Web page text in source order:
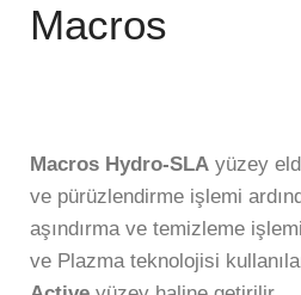
Macros
Macros Hydro-SLA yüzey
ve pürüzlendirme işlemi
aşındırma ve temizleme
ve Plazma teknolojisi